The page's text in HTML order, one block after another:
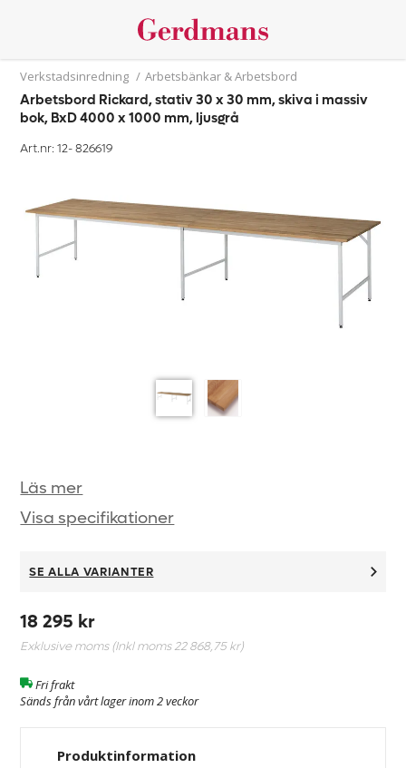
Verkstadsinredning / Arbetsbänkar & Arbetsbord
Arbetsbord Rickard, stativ 30 x 30 mm, skiva i massiv
bok, BxD 4000 x 1000 mm, ljusgrå
Art.nr: 12-826619
Läs mer
Visa specifikationer
SE ALLA VARIANTER
18 295 kr
Exklusive moms (Inkl moms22 868,75 kr)
Fri frakt
Sänds från vårt lager inom 2 veckor
Produktinformation